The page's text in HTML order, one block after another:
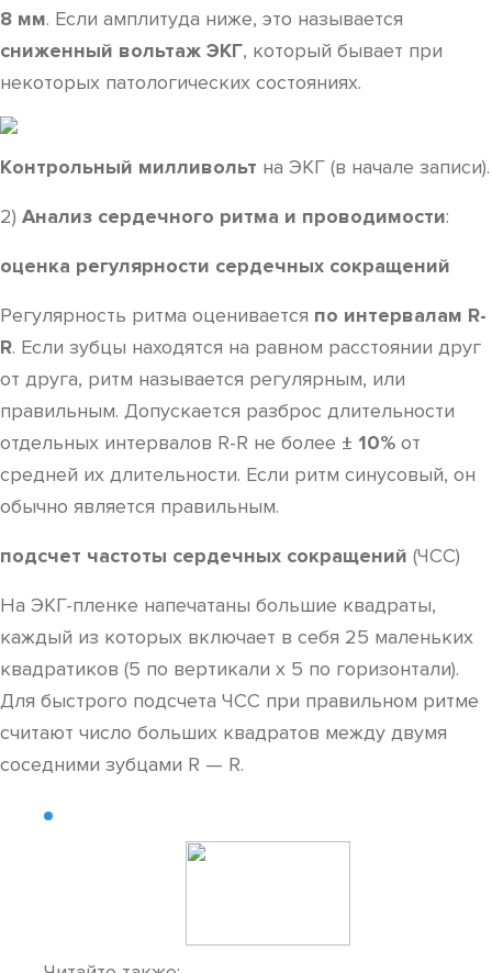
8 мм. Если амплитуда ниже, это называется
сниженный вольтаж ЭКГ, который бывает при
некоторых патологических состояниях.
Контрольный милливольт на ЭКГ (в начале записи).
2) Анализ сердечного ритма и проводимости:
оценка регулярности сердечных сокращений
Регулярность ритма оценивается по интервалам R-
R. Если зубцы находятся на равном расстоянии друг
от друга, ритм называется регулярным, или
правильным. Допускается разброс длительности
отдельных интервалов R-R не более ± 10% от
средней их длительности. Если ритм синусовый, он
обычно является правильным.
подсчет частоты сердечных сокращений (ЧСС)
На ЭКГ-пленке напечатаны большие квадраты,
каждый из которых включает в себя 25 маленьких
квадратиков (5 по вертикали x 5 по горизонтали).
Для быстрого подсчета ЧСС при правильном ритме
считают число больших квадратов между двумя
соседними зубцами R — R.